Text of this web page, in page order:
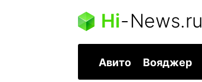
Hi-News.ru
Авито Вояджер